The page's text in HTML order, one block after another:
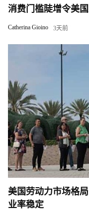
消费门槛陡增令美
Catherina Gioino 3天前
美国劳动力市场格
业率稳定